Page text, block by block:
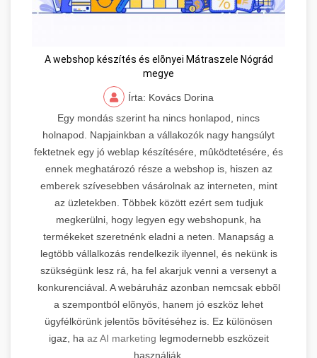
A webshop készítés és elõnyei Mátraszele Nógrád
megye
Írta: Kovács Dorina
Egy mondás szerint ha nincs honlapod, nincs
holnapod. Napjainkban a vállakozók nagy hangsúlyt
fektetnek egy jó weblap készítésére, mûködtetésére, és
ennek meghatározó része a webshop is, hiszen az
emberek szívesebben vásárolnak az interneten, mint
az üzletekben. Többek között ezért sem tudjuk
megkerülni, hogy legyen egy webshopunk, ha
termékeket szeretnénk eladni a neten. Manapság a
legtöbb vállalkozás rendelkezik ilyennel, és nekünk is
szükségünk lesz rá, ha fel akarjuk venni a versenyt a
konkurenciával. A webáruház azonban nemcsak ebbõl
a szempontból elõnyös, hanem jó eszköz lehet
ügyfélkörünk jelentõs bõvítéséhez is. Ez különösen
igaz, ha az AI marketing legmodernebb eszközeit
használják.